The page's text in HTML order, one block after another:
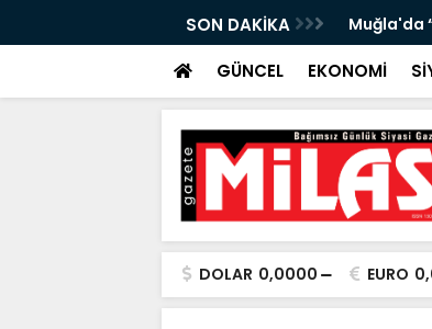
SON DAKİKA
ÖNEMLİ KONUK!” Muğla'da
GÜNCEL EKONOMİ
DOLAR 0,0000 EURO